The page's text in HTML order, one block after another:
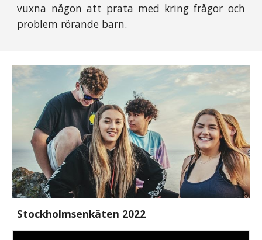
vuxna någon att prata med kring frågor och
problem rörande barn.
Stockholmsenkäten 2022